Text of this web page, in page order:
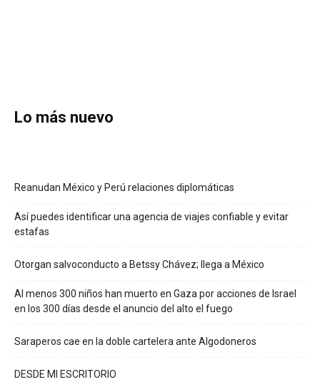
Lo más nuevo
Reanudan México y Perú relaciones diplomáticas
Así puedes identificar una agencia de viajes confiable y evitar
estafas
Otorgan salvoconducto a Betssy Chávez; llega a México
Al menos 300 niños han muerto en Gaza por acciones de Israel
en los 300 días desde el anuncio del alto el fuego
Saraperos cae en la doble cartelera ante Algodoneros
DESDE MI ESCRITORIO